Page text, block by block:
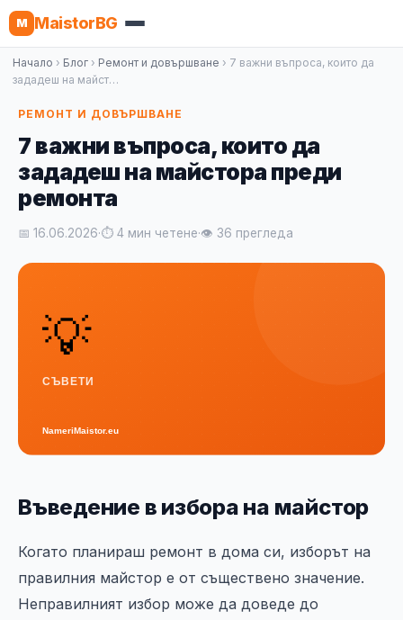
M MaistorBG
Начало › Блог › Ремонт и довършване › 7 важни въпроса, които да
зададеш на майст…
РЕМОНТ И ДОВЪРШВАНЕ
7 важни въпроса, които да
зададеш на майстора преди
ремонта
📅 16.06.2026·⏱ 4 мин четене·👁 36 прегледа
Въведение в избора на майстор
Когато планираш ремонт в дома си, изборът на
правилния майстор е от съществено значение.
Неправилният избор може да доведе до